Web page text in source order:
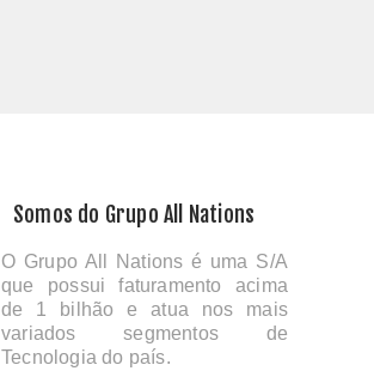
Somos do Grupo All Nations
O Grupo All Nations é uma S/A
que possui faturamento acima
de 1 bilhão e atua nos mais
variados segmentos de
Tecnologia do país.